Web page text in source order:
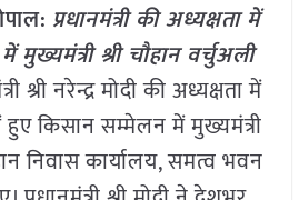
प्रधानमंत्री की अध्यक्षता में
श्री चौहान वर्चुअली
श्री नरेन्द्र मोदी की अध्यक्षता में
किसान सम्मेलन में मुख्यमंत्री
निवास कार्यालय, समत्व भवन